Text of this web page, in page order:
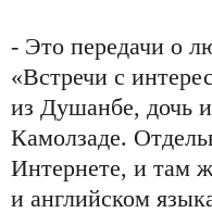
- Это передачи о
«Встречи с
из Душанбе, дочь
Камолзаде.
Интернете, и там
и английском